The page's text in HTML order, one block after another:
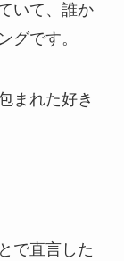
いて、誰か
グです。
まれた好き
で直言した